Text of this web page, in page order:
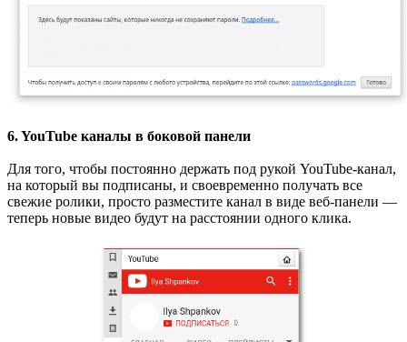
6. YouTube каналы в боковой панели
Для того, чтобы постоянно держать под рукой YouTube-канал,
на который вы подписаны, и своевременно получать все
свежие ролики, просто разместите канал в виде веб-панели —
теперь новые видео будут на расстоянии одного клика.